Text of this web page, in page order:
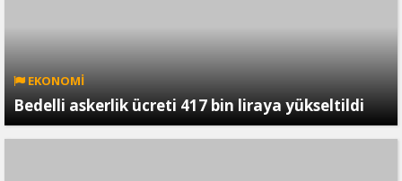
EKONOMİ
Bedelli askerlik ücreti 417 bin liraya yükseltildi